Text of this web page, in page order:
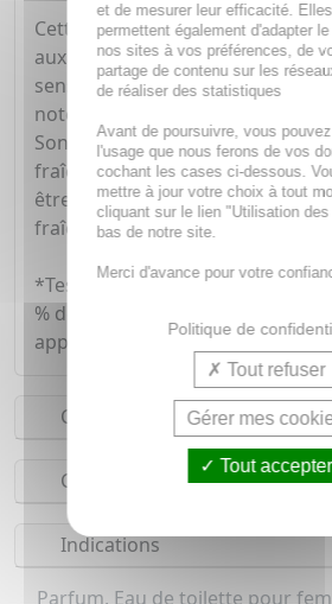
Cette eau parfumante,
aux vertus vivifiantes et
sens grâce à sa fragrance
notes de Rhubarbe,Thé Vert et
Son sillage pétillant procure une
fraîcheur, enveloppant la peau
être. 91%* des femmes
fraîcheur et trouvent leur peau
*Test consommateurs – 63
% de satisfaction immédiatement
application.
Conseils d'utilisation
Composition
Indications
Parfum, Eau de toilette pour
et de mesurer leur efficacité.
permettent également d'adapter
nos sites à vos préférences, de
partage de contenu sur les
de réaliser des statistiques
Avant de poursuivre, vous
l'usage que nous ferons de vos
cochant les cases ci-dessous.
mettre à jour votre choix à tout
cliquant sur le lien "Utilisation
bas de notre site.
Merci d'avance pour votre
Politique de
Tout refuser
Gérer mes
Tout accepter